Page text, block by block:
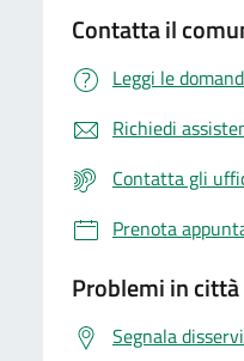
Contatta il
Leggi le
Richiedi
Contatta gli
Prenota
Problemi in città
Segnala